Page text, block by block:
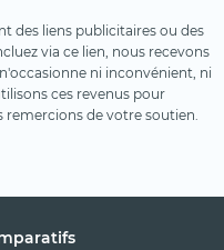
des liens publicitaires ou des
via ce lien, nous recevons
ni inconvénient, ni
ces revenus pour
de votre soutien.